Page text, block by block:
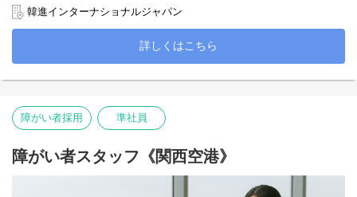
でお客様をサポートするお仕事です。一人ひとりに寄り添った接
客を通じて、安全で快適な空の旅をプロデュースしませんか？
韓進インターナショナルジャパン
詳しくはこちら
障がい者採用 準社員
障がい者スタッフ《関西空港》